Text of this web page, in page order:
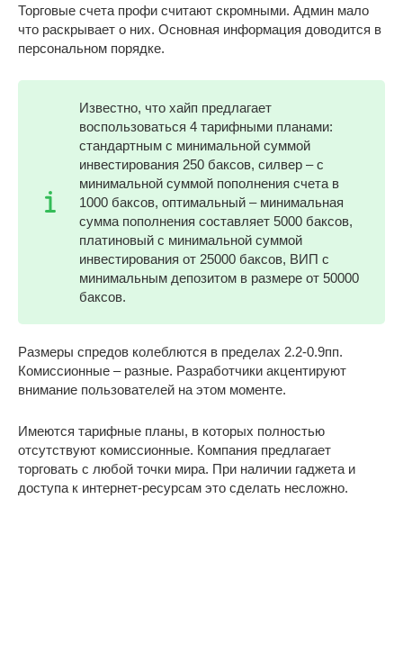
Торговые счета профи считают скромными. Админ мало
что раскрывает о них. Основная информация доводится в
персональном порядке.
Известно, что хайп предлагает
воспользоваться 4 тарифными планами:
стандартным с минимальной суммой
инвестирования 250 баксов, силвер – с
минимальной суммой пополнения счета в
1000 баксов, оптимальный – минимальная
сумма пополнения составляет 5000 баксов,
платиновый с минимальной суммой
инвестирования от 25000 баксов, ВИП с
минимальным депозитом в размере от 50000
баксов.
Размеры спредов колеблются в пределах 2.2-0.9пп.
Комиссионные – разные. Разработчики акцентируют
внимание пользователей на этом моменте.
Имеются тарифные планы, в которых полностью
отсутствуют комиссионные. Компания предлагает
торговать с любой точки мира. При наличии гаджета и
доступа к интернет-ресурсам это сделать несложно.